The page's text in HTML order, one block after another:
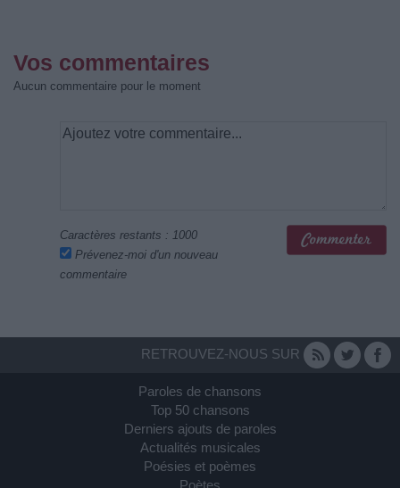
Vos commentaires
Aucun commentaire pour le moment
Caractères restants : 1000
Prévenez-moi d'un nouveau
commentaire
RETROUVEZ-NOUS SUR
Paroles de chansons
Top 50 chansons
Derniers ajouts de paroles
Actualités musicales
Poésies et poèmes
Poètes